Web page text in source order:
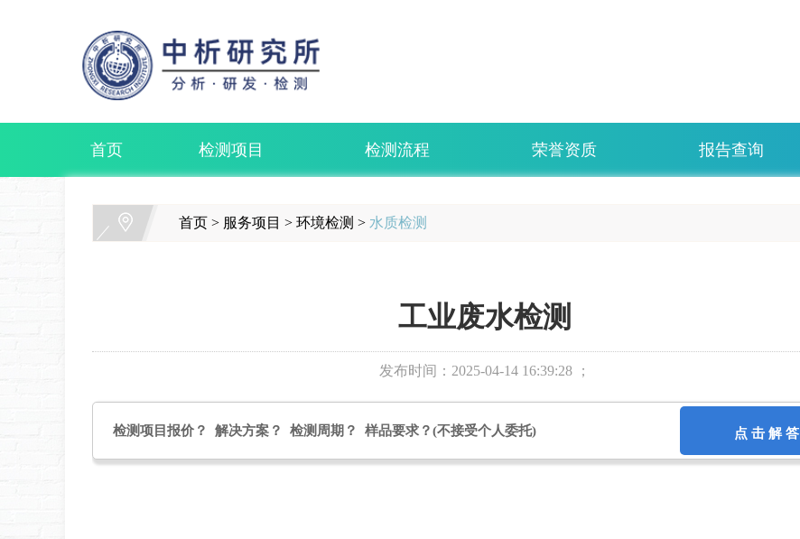
首页 检测项目 检测流程 荣誉资质 报告查询
首页 > 服务项目 > 环境检测 > 水质检测
工业废水检测
发布时间： 2025-04-14 16:39:28 ；
检测项目报价？ 解决方案？ 检测周期？ 样品要求？(不接受个人委托) 点 击 解 答